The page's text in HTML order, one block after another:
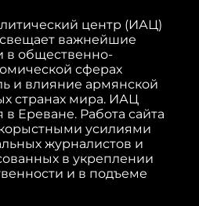
центр (ИАЦ)
важнейшие
в общественно-
сферах
и влияние армянской
странах мира. ИАЦ
в Ереване. Работа сайта
усилиями
журналистов и
в укреплении
и в подъеме